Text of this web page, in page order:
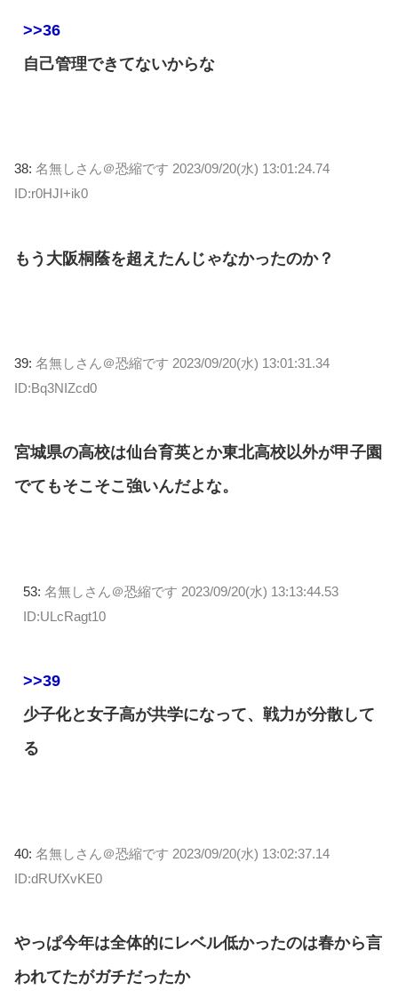
>>36
自己管理できてないからな
38: 名無しさん＠恐縮です 2023/09/20(水) 13:01:24.74
ID:r0HJI+ik0
もう大阪桐蔭を超えたんじゃなかったのか？
39: 名無しさん＠恐縮です 2023/09/20(水) 13:01:31.34
ID:Bq3NIZcd0
宮城県の高校は仙台育英とか東北高校以外が甲子園
でてもそこそこ強いんだよな。
53: 名無しさん＠恐縮です 2023/09/20(水) 13:13:44.53
ID:ULcRagt10
>>39
少子化と女子高が共学になって、戦力が分散して
る
40: 名無しさん＠恐縮です 2023/09/20(水) 13:02:37.14
ID:dRUfXvKE0
やっぱ今年は全体的にレベル低かったのは春から言
われてたがガチだったか